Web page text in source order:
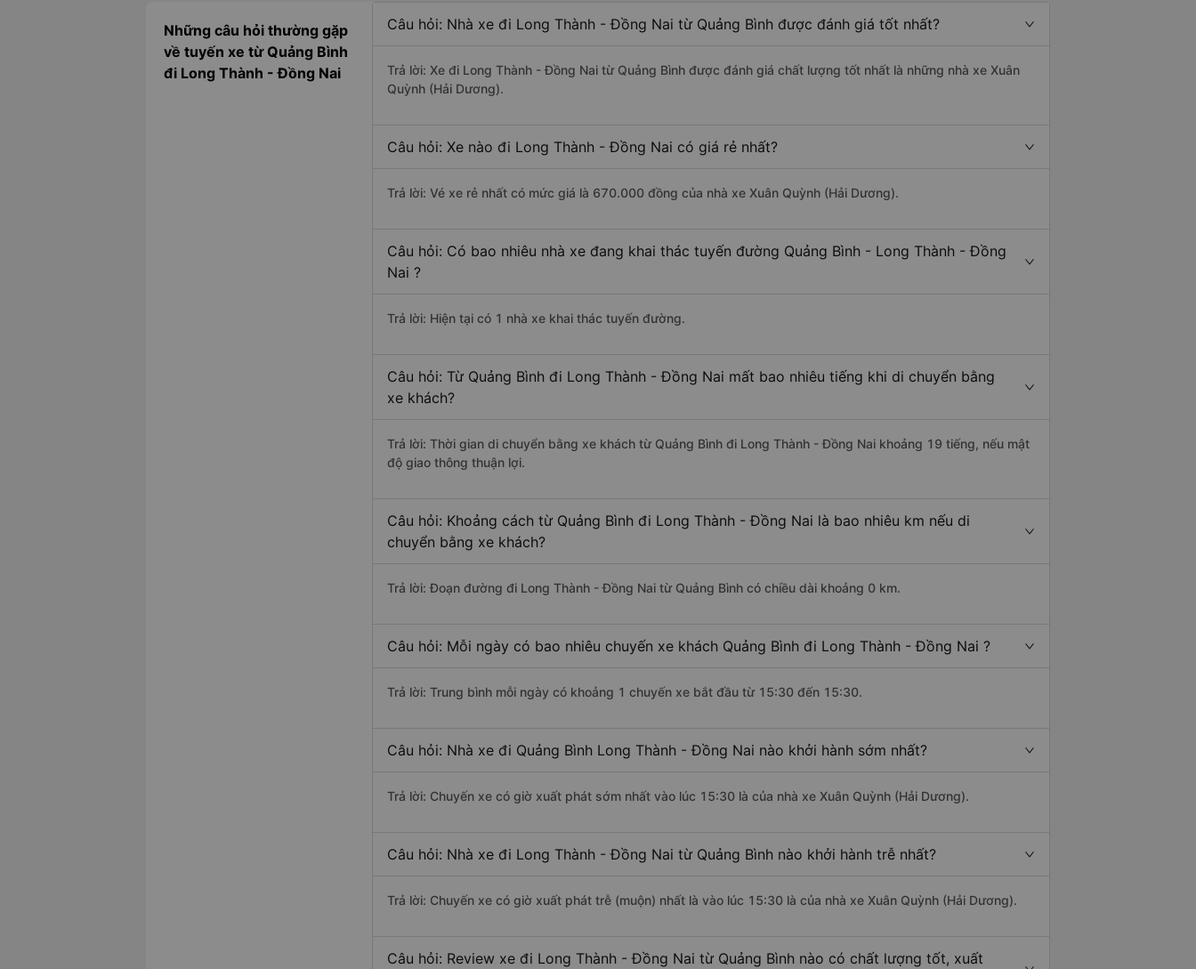
Những câu hỏi thường gặp
về tuyến xe từ Quảng Bình
đi Long Thành - Đồng Nai
Câu hỏi: Nhà xe đi Long Thành - Đồng Nai từ Quảng Bình được đánh giá tốt nhất?
Trả lời: Xe đi Long Thành - Đồng Nai từ Quảng Bình được đánh giá chất lượng tốt nhất là những nhà xe Xuân
Quỳnh (Hải Dương).
Câu hỏi: Xe nào đi Long Thành - Đồng Nai có giá rẻ nhất?
Trả lời: Vé xe rẻ nhất có mức giá là 670.000 đồng của nhà xe Xuân Quỳnh (Hải Dương).
Câu hỏi: Có bao nhiêu nhà xe đang khai thác tuyến đường Quảng Bình - Long Thành - Đồng
Nai ?
Trả lời: Hiện tại có 1 nhà xe khai thác tuyến đường.
Câu hỏi: Từ Quảng Bình đi Long Thành - Đồng Nai mất bao nhiêu tiếng khi di chuyển bằng
xe khách?
Trả lời: Thời gian di chuyển bằng xe khách từ Quảng Bình đi Long Thành - Đồng Nai khoảng 19 tiếng, nếu mật
độ giao thông thuận lợi.
Câu hỏi: Khoảng cách từ Quảng Bình đi Long Thành - Đồng Nai là bao nhiêu km nếu di
chuyển bằng xe khách?
Trả lời: Đoạn đường đi Long Thành - Đồng Nai từ Quảng Bình có chiều dài khoảng 0 km.
Câu hỏi: Mỗi ngày có bao nhiêu chuyến xe khách Quảng Bình đi Long Thành - Đồng Nai ?
Trả lời: Trung bình mỗi ngày có khoảng 1 chuyến xe bắt đầu từ 15:30 đến 15:30.
Câu hỏi: Nhà xe đi Quảng Bình Long Thành - Đồng Nai nào khởi hành sớm nhất?
Trả lời: Chuyến xe có giờ xuất phát sớm nhất vào lúc 15:30 là của nhà xe Xuân Quỳnh (Hải Dương).
Câu hỏi: Nhà xe đi Long Thành - Đồng Nai từ Quảng Bình nào khởi hành trễ nhất?
Trả lời: Chuyến xe có giờ xuất phát trễ (muộn) nhất là vào lúc 15:30 là của nhà xe Xuân Quỳnh (Hải Dương).
Câu hỏi: Review xe đi Long Thành - Đồng Nai từ Quảng Bình nào có chất lượng tốt, xuất